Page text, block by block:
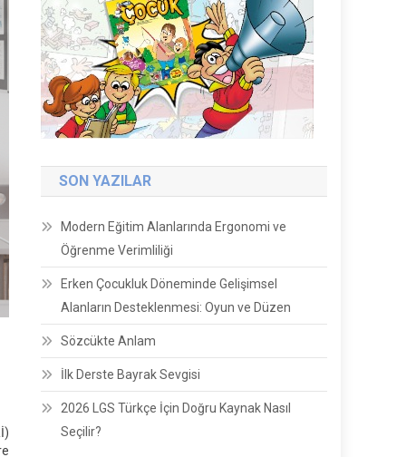
SON YAZILAR
Modern Eğitim Alanlarında Ergonomi ve
Öğrenme Verimliliği
Erken Çocukluk Döneminde Gelişimsel
Alanların Desteklenmesi: Oyun ve Düzen
Sözcükte Anlam
İlk Derste Bayrak Sevgisi
2026 LGS Türkçe İçin Doğru Kaynak Nasıl
Seçilir?